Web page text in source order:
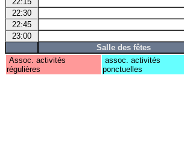
22:30
22:45
23:00
Salle des fêtes
Assoc. activités
régulières
assoc. activités
ponctuelles